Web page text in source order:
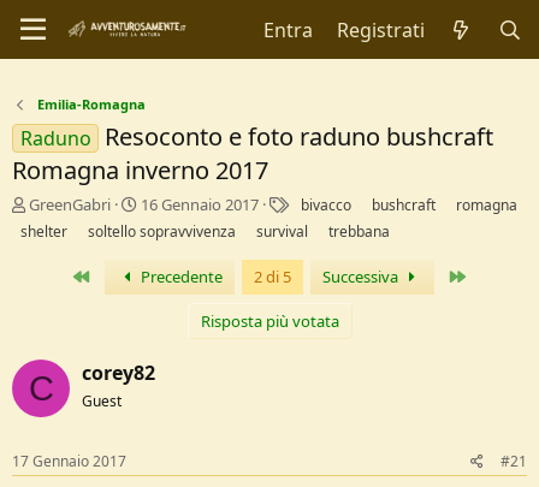
Entra Registrati
Emilia-Romagna
Raduno
Resoconto e foto raduno bushcraft
Romagna inverno 2017
C
r
e
D
i
s
u
GreenGabri
D
a
a
d
i
16 Gennaio 2017
a
bivacco bushcraft
romagna
shelter
soltello sopravvivenza survival trebbana
Primo Precedente 2 di 5 Successiva
Risposta più votata
C corey82
Guest
17 Gennaio 2017 #21